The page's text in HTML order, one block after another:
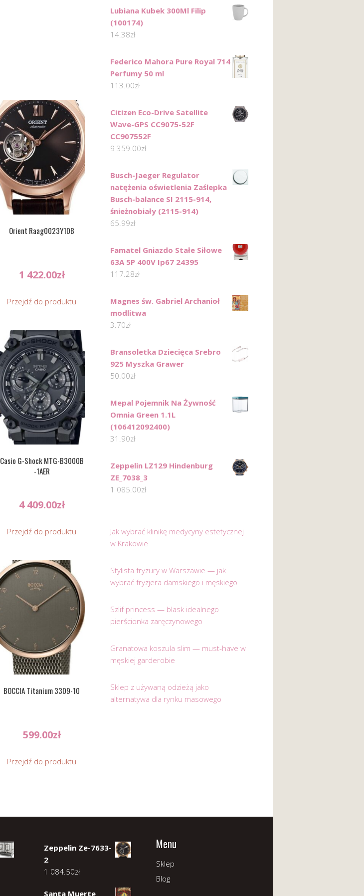
Orient Raag0023Y10B
1 422.00zł
Przejdź do produktu
Casio G-Shock MTG-B3000B
-1AER
4 409.00zł
Przejdź do produktu
BOCCIA Titanium 3309-10
599.00zł
Przejdź do produktu
Lubiana Kubek 300Ml Filip
(100174)
14.38zł
Federico Mahora Pure Royal 714
Perfumy 50 ml
113.00zł
Citizen Eco-Drive Satellite
Wave-GPS CC9075-52F
CC907552F
9 359.00zł
Busch-Jaeger Regulator
natężenia oświetlenia Zaślepka
Busch-balance SI 2115-914,
śnieżnobiały (2115-914)
65.99zł
Famatel Gniazdo Stałe Siłowe
63A 5P 400V Ip67 24395
117.28zł
Magnes św. Gabriel Archanioł
modlitwa
3.70zł
Bransoletka Dziecięca Srebro
925 Myszka Grawer
50.00zł
Mepal Pojemnik Na Żywność
Omnia Green 1.1L
(106412092400)
31.90zł
Zeppelin LZ129 Hindenburg
ZE_7038_3
1 085.00zł
Jak wybrać klinikę medycyny estetycznej
w Krakowie
Stylista fryzury w Warszawie — jak
wybrać fryzjera damskiego i męskiego
Szlif princess — blask idealnego
pierścionka zaręczynowego
Granatowa koszula slim — must-have w
męskiej garderobie
Sklep z używaną odzieżą jako
alternatywa dla rynku masowego
Zeppelin Ze-7633-
2
1 084.50zł
Santa Muerte
Menu
Sklep
Blog